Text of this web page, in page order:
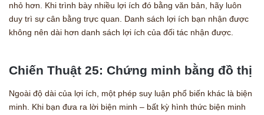
nhỏ hơn. Khi trình bày nhiều lợi ích đó bằng văn bản, hãy luôn
duy trì sự cân bằng trực quan. Danh sách lợi ích bạn nhận được
không nên dài hơn danh sách lợi ích của đối tác nhận được.
Chiến Thuật 25: Chứng minh bằng đồ thị
Ngoài độ dài của lợi ích, một phép suy luận phổ biến khác là biện
minh. Khi bạn đưa ra lời biện minh – bất kỳ hình thức biện minh